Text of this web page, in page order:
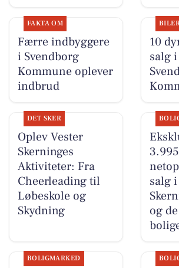
FAKTA OM
Færre indbyggere
i Svendborg
Kommune oplever
indbrud
10
salg
DET SKER
Oplev Vester
Skerninges
Aktiviteter: Fra
Cheerleading til
Løbeskole og
Skydning
salg
og
BOLIGMARKED